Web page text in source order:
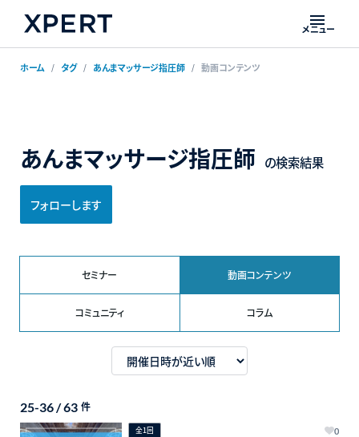
メニュー
ホーム タグ あんまマッサージ指圧師 動画コンテンツ
あんまマッサージ指圧師 の検索結果
フォローします
セミナー 動画コンテンツ
コミュニティ コラム
25-36 / 63 件
全1回 0